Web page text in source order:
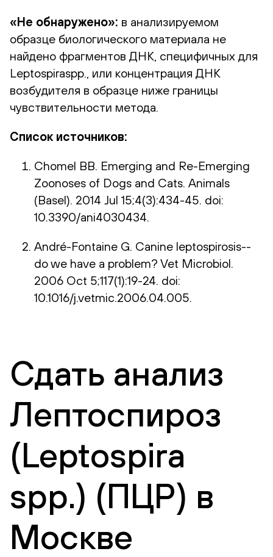
«Не обнаружено»: в анализируемом
образце биологического материала не
найдено фрагментов ДНК, специфичных для
Leptospiraspp., или концентрация ДНК
возбудителя в образце ниже границы
чувствительности метода.
Список источников:
Chomel BB. Emerging and Re-Emerging
Zoonoses of Dogs and Cats. Animals
(Basel). 2014 Jul 15;4(3):434-45. doi:
10.3390/ani4030434.
André-Fontaine G. Canine leptospirosis--
do we have a problem? Vet Microbiol.
2006 Oct 5;117(1):19-24. doi:
10.1016/j.vetmic.2006.04.005.
Сдать анализ
Лептоспироз
(Leptospira
spp.) (ПЦР) в
Москве